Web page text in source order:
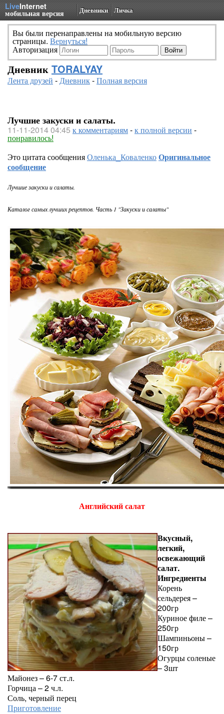
LiveInternet
мобильная версия Дневники Личка
Вы были перенаправлены на мобильную версию
страницы. Вернуться!
Авторизация
Дневник TORALYAY
Лента друзей -Дневник-Полная версия
Лучшие закуски и салаты.
11-11-2014 04:45 к комментариям-к полной версии -
понравилось!
Это цитата сообщенияОленька_КоваленкоОригинальное
сообщение
Лучшие закуски и салаты.
Каталог самых лучших рецептов. Часть 1 "Закуски и салаты"
Английский салат
Вкусный,
легкий,
освежающий
салат.
Ингредиенты
Корень
сельдерея –
200гр
Куриное филе –
250гр
Шампиньоны –
150гр
Огурцы соленые
– 3шт
Майонез – 6-7 ст.л.
Горчица – 2 ч.л.
Соль, черный перец
Приготовление